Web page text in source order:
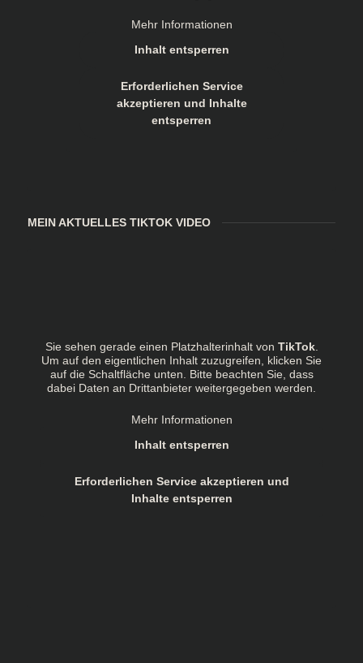
Mehr Informationen
Inhalt entsperren
Erforderlichen Service
akzeptieren und Inhalte
entsperren
MEIN AKTUELLES TIKTOK VIDEO
Sie sehen gerade einen Platzhalterinhalt von TikTok.
Um auf den eigentlichen Inhalt zuzugreifen, klicken Sie
auf die Schaltfläche unten. Bitte beachten Sie, dass
dabei Daten an Drittanbieter weitergegeben werden.
Mehr Informationen
Inhalt entsperren
Erforderlichen Service akzeptieren und
Inhalte entsperren